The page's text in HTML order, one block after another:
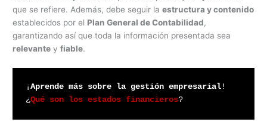
que se refiere. Además, debe seguir laestructura y contenido
establecidos por el Plan General de Contabilidad,
garantizando así que toda la información presentada sea
relevante yfiable.
¡ Aprende más sobre la gestión empresarial!
¿Qué son los estados financieros?